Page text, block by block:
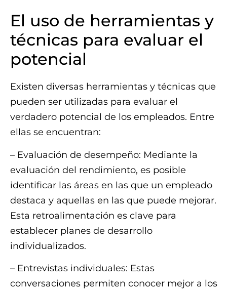
El uso de herramientas y
técnicas para evaluar el
potencial
Existen diversas herramientas y técnicas que
pueden ser utilizadas para evaluar el
verdadero potencial de los empleados. Entre
ellas se encuentran:
– Evaluación de desempeño: Mediante la
evaluación del rendimiento, es posible
identificar las áreas en las que un empleado
destaca y aquellas en las que puede mejorar.
Esta retroalimentación es clave para
establecer planes de desarrollo
individualizados.
– Entrevistas individuales: Estas
conversaciones permiten conocer mejor a los